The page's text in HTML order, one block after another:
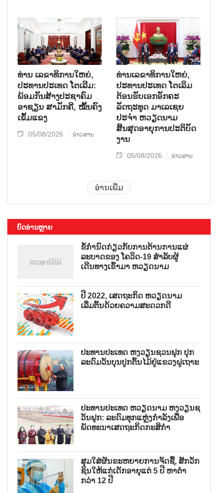
ທ່ານ ເລຂາທິການໃຫຍ່,
ປະທານປະເທດ ໂຕເລີມ:
ພ້ອມກັນສ້າງປະຊາຄົມ
ອາຊຽນ ສາມັກຄີ, ໝັ້ນຄົງ
ເຂັ້ມແຂງ
05/08/2026 ຂ່າວສານ
ທ່ານເລຂາທິການໃຫຍ່,
ປະທານປະເທດ ໂຕເລິມ
ຕ້ອນຮັບເອກອັກຄະ
ລັດຖະທູດ ມາເລເຊຍ
ປະຈຳ ຫວຽດນາມ
ສິ້ນສຸດອາຍຸການປະຕິບັດ
ງານ
05/08/2026 ຂ່າວສານ
ອ່ານເພີ່ມ
ບົດອ່ານຫຼາຍ
ຂໍ້ກຳນົດກ່ຽວກັບການຕ້ານການແຜ່
ລະບາດຂອງ ໂຄວິດ-19 ສຳລັບຜູ້
ເດີນທາງເຂົ້າມາ ຫວຽດນາມ
ປີ 2022, ເສດຖະກິດ ຫວຽດນາມ
ເລີ່ມຕົ້ນດ້ວຍຄວາມສະດວກດີ
ປະທານປະເທດ ຫງວຽນຊວນຟຸກ ປຸກ
ລະດົມວັນບຸນປູກຕົ້ນໄມ້ຢູ່ແຂວງຝູເຖາະ
ປະທານປະເທດ ຫວຽດນາມ ຫງວຽນຊ
ວັນຟຸກ: ລະດົມທຸກແຫຼ່ງກຳລັງເພື່ອ
ພັດທະນາເສດຖະກິດກະສິກຳ
ສຸມໃສ່ຜັນຂະຫຍາຍການຈັດຊື້, ສັກວັກ
ຊິນໃຫ້ແກ່ເດັກອາຍຸແຕ່ 5 ປີ ຫາຕ່ຳ
ກວ່າ 12 ປີ